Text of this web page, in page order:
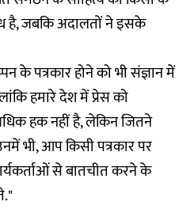
है, जबकि अदालतों ने इसके
के पत्रकार होने को भी संज्ञान में
हमारे देश में प्रेस को
हक नहीं है, लेकिन जितने
भी, आप किसी पत्रकार पर
से बातचीत करने के